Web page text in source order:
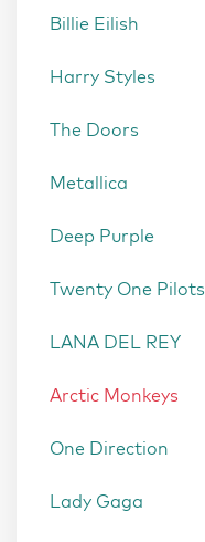
Billie Eilish
Harry Styles
The Doors
Metallica
Deep Purple
Twenty One Pilots
LANA DEL REY
Arctic Monkeys
One Direction
Lady Gaga